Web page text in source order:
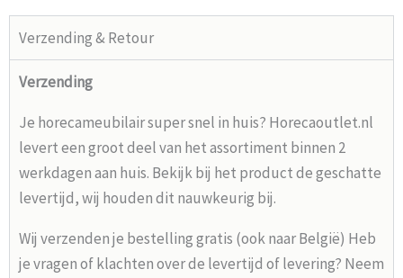
Verzending & Retour
Verzending
Je horecameubilair super snel in huis? Horecaoutlet.nl
levert een groot deel van het assortiment binnen 2
werkdagen aan huis. Bekijk bij het product de geschatte
levertijd, wij houden dit nauwkeurig bij.
Wij verzenden je bestelling gratis (ook naar België) Heb
je vragen of klachten over de levertijd of levering? Neem